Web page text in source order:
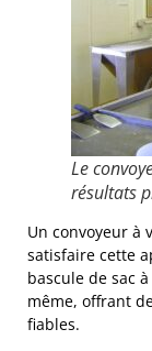
Le
résultats
Un convoyeur à
satisfaire cette
bascule de sac
même, offrant
fiables.